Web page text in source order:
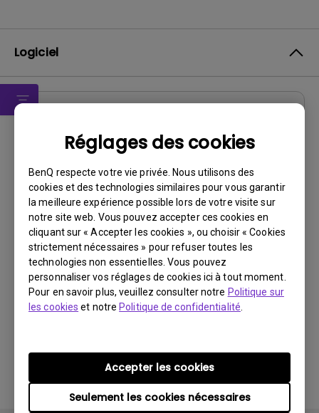
Réglages des cookies
BenQ respecte votre vie privée. Nous utilisons des
cookies et des technologies similaires pour vous garantir
la meilleure expérience possible lors de votre visite sur
notre site web. Vous pouvez accepter ces cookies en
cliquant sur « Accepter les cookies », ou choisir « Cookies
strictement nécessaires » pour refuser toutes les
technologies non essentielles. Vous pouvez
personnaliser vos réglages de cookies ici à tout moment.
Pour en savoir plus, veuillez consulter notre Politique sur
les cookies et notre Politique de confidentialité
Seulement les cookies nécessaires
Accepter les cookies
Logiciel
DMS Local WW
Système d’exploitation: Windows
OS Version:
V 3.2.9.0
Mise à jour: 2025/07/10
Taille du fichier:88.61 MB
Télécharger
En utilisant l'un des logiciels ci-dessus, vous acceptez
les conditions de notrecontrat de licence utilisateur
final.